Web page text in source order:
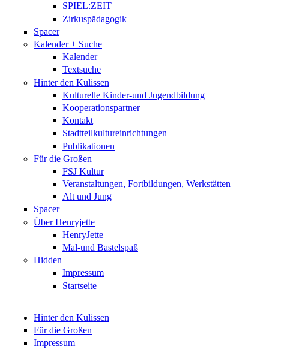
SPIEL:ZEIT
Zirkuspädagogik
Spacer
Kalender + Suche
Kalender
Textsuche
Hinter den Kulissen
Kulturelle Kinder-und Jugendbildung
Kooperationspartner
Kontakt
Stadtteilkultureinrichtungen
Publikationen
Für die Großen
FSJ Kultur
Veranstaltungen, Fortbildungen, Werkstätten
Alt und Jung
Spacer
Über Henryjette
HenryJette
Mal-und Bastelspaß
Hidden
Impressum
Startseite
Hinter den Kulissen
Für die Großen
Impressum